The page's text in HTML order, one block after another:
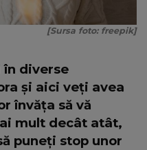
[Sursa foto: freepik]
diverse
și aici veți avea
învăța să vă
mult decât atât,
puneți stop unor